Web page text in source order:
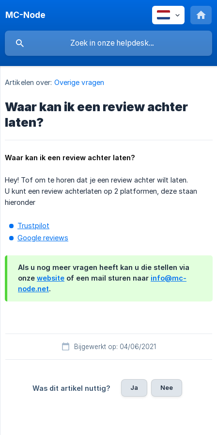
MC-Node
Artikelen over: Overige vragen
Waar kan ik een review achter
laten?
Waar kan ik een review achter laten?
Hey! Tof om te horen dat je een review achter wilt laten.
U kunt een review achterlaten op 2 platformen, deze staan
hieronder
Trustpilot
Google reviews
Als u nog meer vragen heeft kan u die stellen via
onze website of een mail sturen naar info@mc-
node.net.
Bijgewerkt op: 04/06/2021
Was dit artikel nuttig? Ja Nee